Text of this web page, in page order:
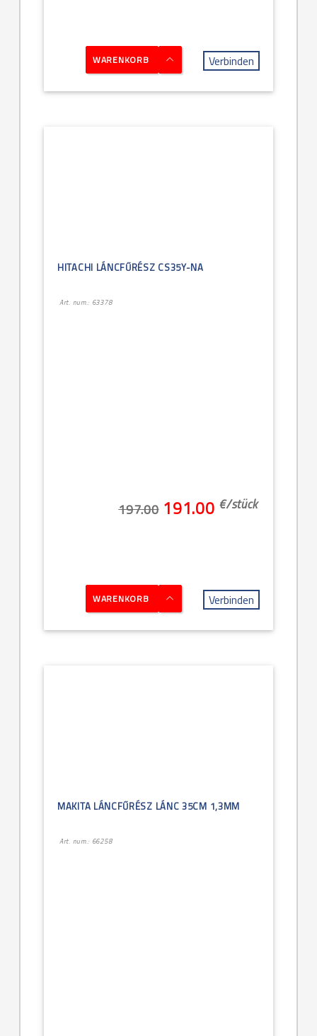
WARENKORB Verbinden
HITACHI LÁNCFŰRÉSZ CS35Y-NA
Art. num.: 63378
197.00 191.00 €/stück
WARENKORB Verbinden
MAKITA LÁNCFŰRÉSZ LÁNC 35CM 1,3MM
Art. num.: 66258